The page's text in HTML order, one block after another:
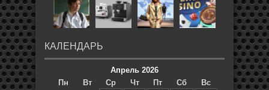
КАЛЕНДАРЬ
Апрель 2026
Пн
Вт Ср Чт Пт Сб
Вс